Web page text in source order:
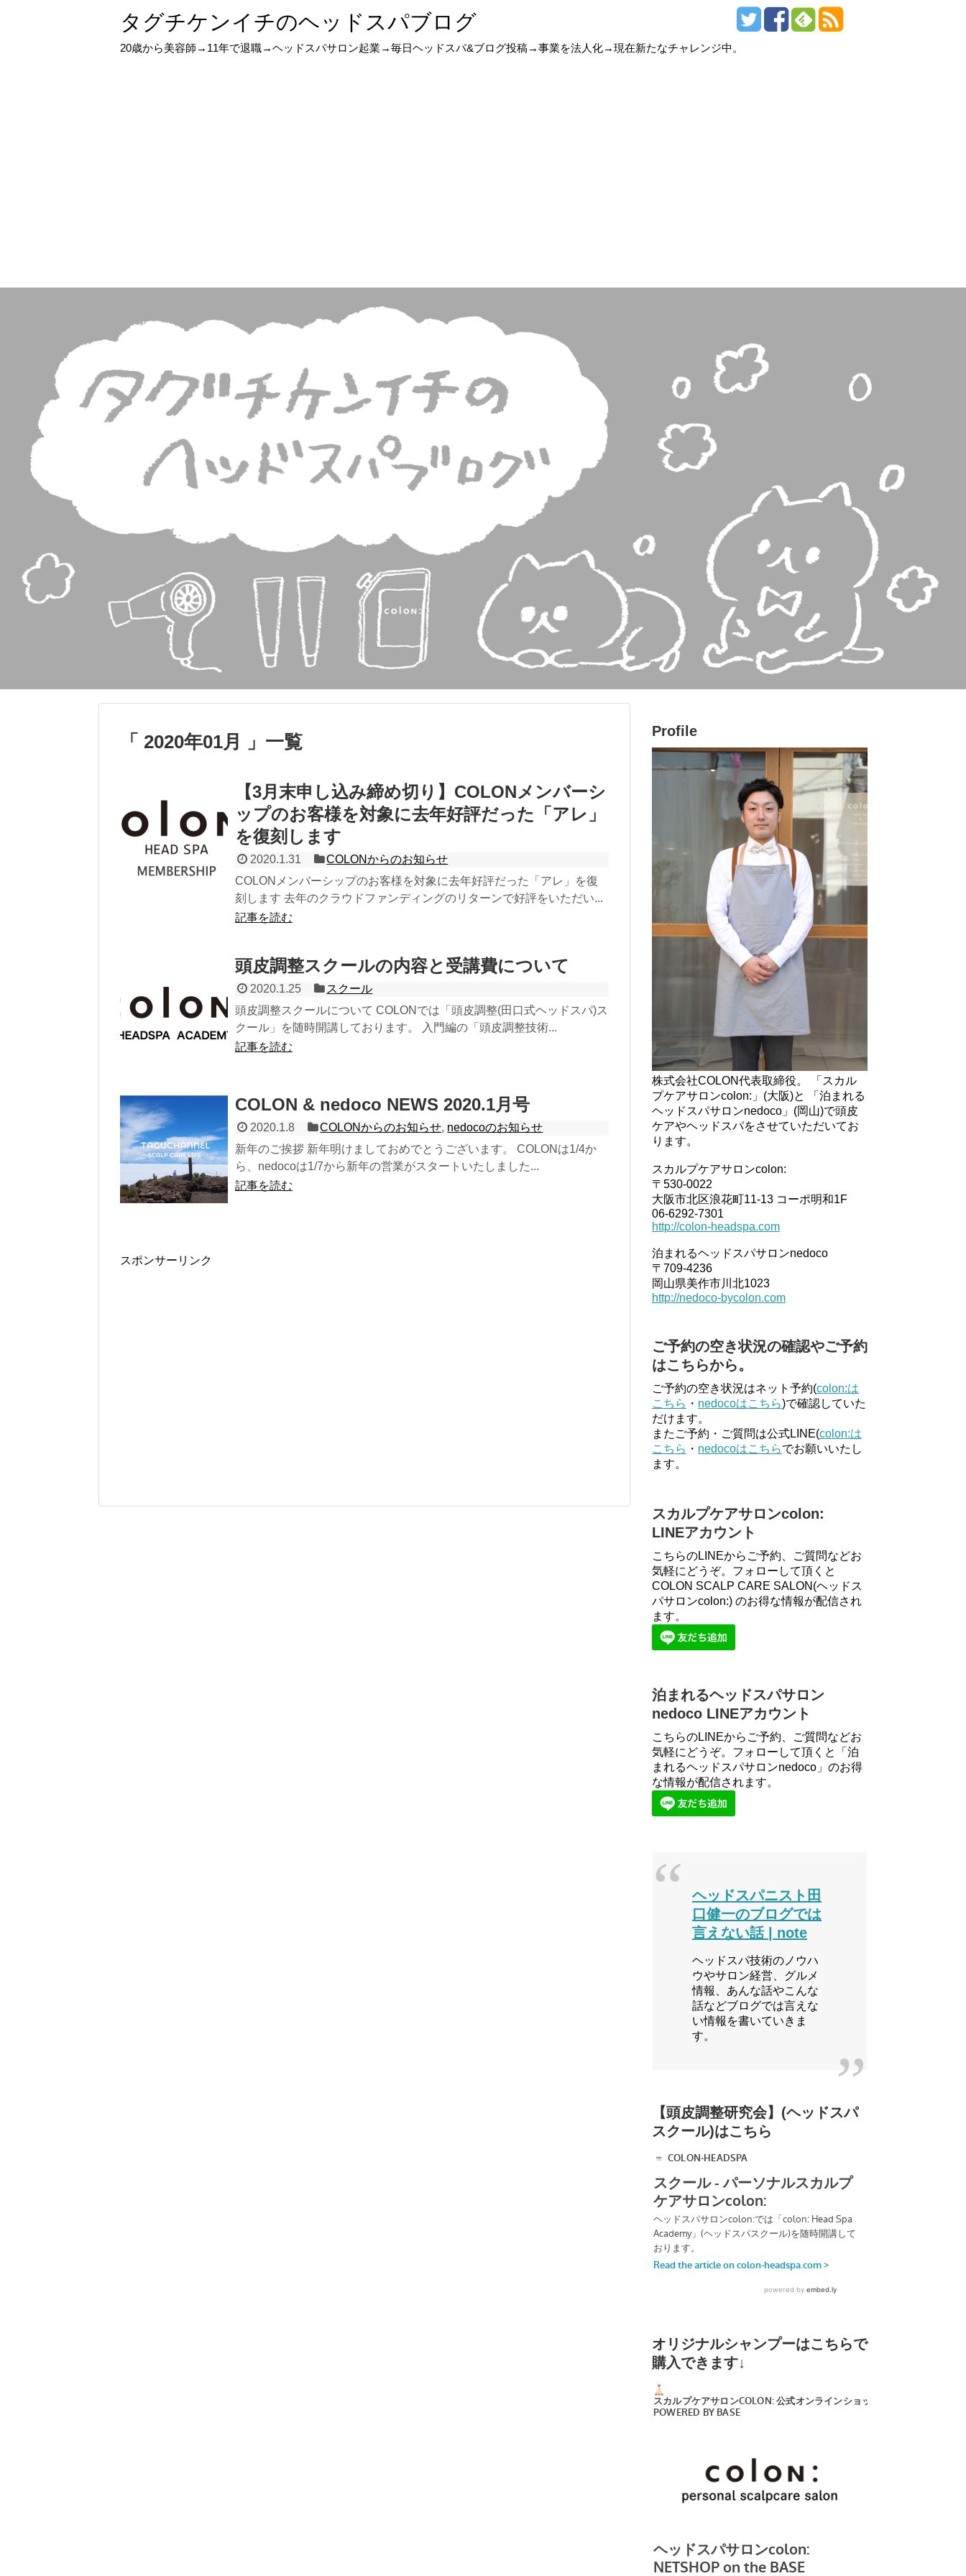
タグチケンイチのヘッドスパブログ
20歳から美容師→11年で退職→ヘッドスパサロン起業→毎日ヘッドスパ&ブログ投稿→事業を法人化→現在新たなチャレンジ中。
「 2020年01月 」一覧
【3月末申し込み締め切り】COLONメンバーシ
ップのお客様を対象に去年好評だった「アレ」
を復刻します
2020.1.31
COLONからのお知らせ
COLONメンバーシップのお客様を対象に去年好評だった「アレ」を復
刻します 去年のクラウドファンディングのリターンで好評をいただい...
記事を読む
頭皮調整スクールの内容と受講費について
2020.1.25
スクール
頭皮調整スクールについて COLONでは「頭皮調整(田口式ヘッドスパ)ス
クール」を随時開講しております。 入門編の「頭皮調整技術...
記事を読む
COLON & nedoco NEWS 2020.1月号
2020.1.8 COLONからのお知らせ, nedocoのお知らせ
新年のご挨拶 新年明けましておめでとうございます。 COLONは1/4か
ら、nedocoは1/7から新年の営業がスタートいたしました...
記事を読む
スポンサーリンク
Profile
株式会社COLON代表取締役。 「スカル
プケアサロンcolon:」(大阪)と 「泊まれる
ヘッドスパサロンnedoco」(岡山)で頭皮
ケアやヘッドスパをさせていただいてお
ります。
スカルプケアサロンcolon:
〒530-0022
大阪市北区浪花町11-13 コーポ明和1F
06-6292-7301
http://colon-headspa.com
泊まれるヘッドスパサロンnedoco
〒709-4236
岡山県美作市川北1023
http://nedoco-bycolon.com
ご予約の空き状況の確認やご予約
はこちらから。
ご予約の空き状況はネット予約(colon:は
こちら ・ nedocoはこちら)で確認していた
だけます。
またご予約・ご質問は公式LINE(colon:は
こちら ・ nedocoはこちらでお願いいたし
ます。
スカルプケアサロンcolon:
LINEアカウント
こちらのLINEからご予約、ご質問などお
気軽にどうぞ。フォローして頂くと
COLON SCALP CARE SALON(ヘッドス
パサロンcolon:) のお得な情報が配信され
ます。
泊まれるヘッドスパサロン
nedoco LINEアカウント
こちらのLINEからご予約、ご質問などお
気軽にどうぞ。フォローして頂くと「泊
まれるヘッドスパサロンnedoco」のお得
な情報が配信されます。
ヘッドスパニスト田
口健一のブログでは
言えない話 | note
ヘッドスパ技術のノウハ
ウやサロン経営、グルメ
情報、あんな話やこんな
話などブログでは言えな
い情報を書いていきま
す。
【頭皮調整研究会】(ヘッドスパ
スクール)はこちら
オリジナルシャンプーはこちらで
購入できます↓